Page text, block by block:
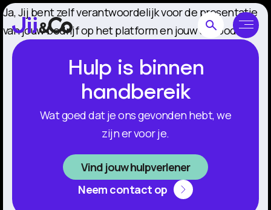
Ja, Jij bent zelf verantwoordelijk voor de presentatie
van jouw bedrijf op het platform en jouw aanbod.
Hulp is binnen
handbereik
Wat goed dat je ons gevonden hebt, we
zijn er voor je.
Vind jouw hulpverlener
Neem contact op